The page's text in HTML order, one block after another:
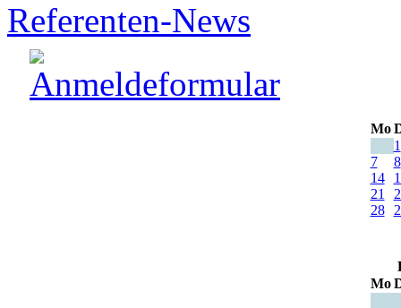
Referenten-News
Mo
1
7
8
14
21
28
Mo